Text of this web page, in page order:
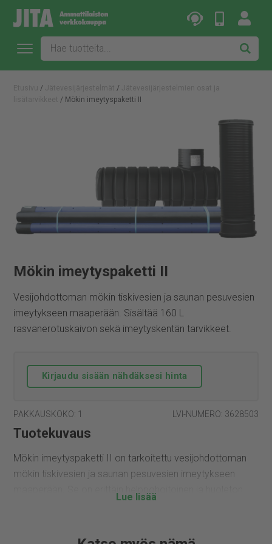
/ /
/ Mökin imeytyspaketti II
Mökin imeytyspaketti II
Vesijohdottoman mökin tiskivesien ja saunan pesuvesien
imeytykseen maaperään. Sisältää 160 L
rasvanerotuskaivon sekä imeytyskentän tarvikkeet.
Kirjaudu sisään nähdäksesi hinta
PAKKAUSKOKO: 1 LVI-NUMERO: 3628503
Tuotekuvaus
Mökin imeytyspaketti II on tarkoitettu vesijohdottoman
mökin tiskivesien ja saunan pesuvesien imeytykseen
Jita valmistaa runsaasti erilaisia tuotteita